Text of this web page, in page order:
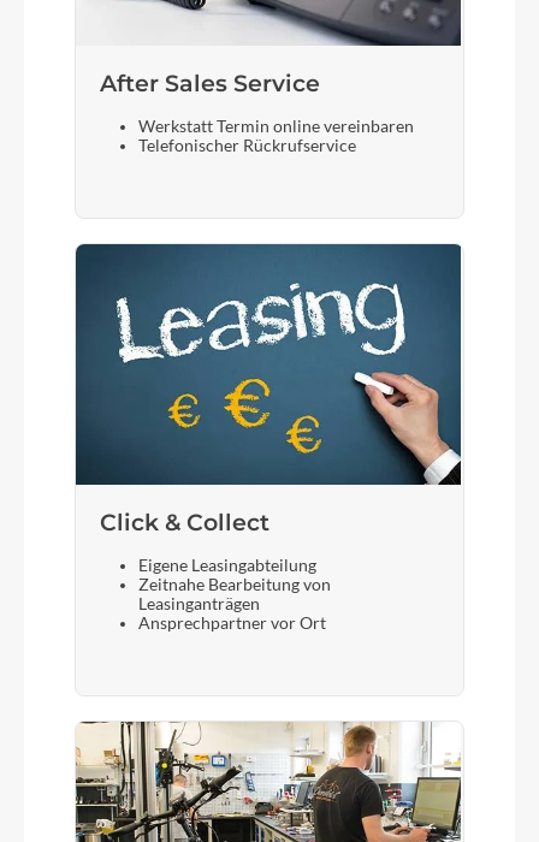
After Sales Service
Werkstatt Termin online vereinbaren
Telefonischer Rückrufservice
Click & Collect
Eigene Leasingabteilung
Zeitnahe Bearbeitung von
Leasinganträgen
Ansprechpartner vor Ort